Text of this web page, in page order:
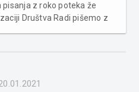
pisanja z roko poteka že
Društva Radi pišemo z